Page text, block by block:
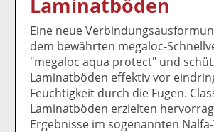
Eine neue
dem bewährten megaloc-
"megaloc aqua protect" und
Laminatböden effektiv vor
Feuchtigkeit durch die Fugen.
Laminatböden erzielten
Ergebnisse im sogenannten